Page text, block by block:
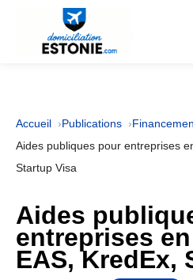
Accueil Publications
Aides publiques pour entreprises
Startup Visa
Aides
entreprises
EAS, KredEx,